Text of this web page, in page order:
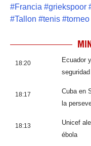
#Francia #griekspoor
#Tallon #tenis #torneo
18:20
Ecuador
18:17
Cuba en
la
18:13
Unicef
ébola